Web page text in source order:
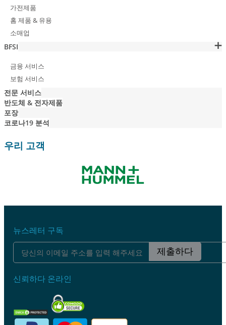
가전제품
홈 제품 & 유용
소매업
BFSI
금융 서비스
보험 서비스
전문 서비스
반도체 & 전자제품
포장
코로나19 분석
우리 고객
뉴스레터 구독
제출하다
신뢰하다 온라인